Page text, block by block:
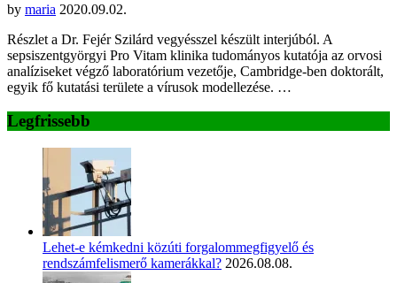
by maria 2020.09.02.
Részlet a Dr. Fejér Szilárd vegyésszel készült interjúból. A
sepsiszentgyörgyi Pro Vitam klinika tudományos kutatója az orvosi
analíziseket végző laboratórium vezetője, Cambridge-ben doktorált,
egyik fő kutatási területe a vírusok modellezése. …
Legfrissebb
Lehet-e kémkedni közúti forgalommegfigyelő és
rendszámfelismerő kamerákkal? 2026.08.08.